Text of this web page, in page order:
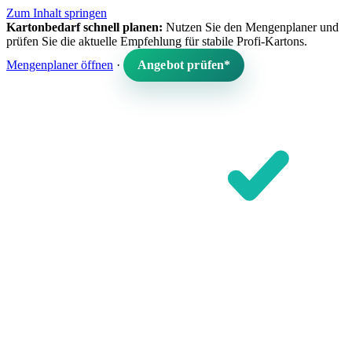
Zum Inhalt springen
Kartonbedarf schnell planen: Nutzen Sie den Mengenplaner und
prüfen Sie die aktuelle Empfehlung für stabile Profi-Kartons.
Mengenplaner öffnen · Angebot prüfen*